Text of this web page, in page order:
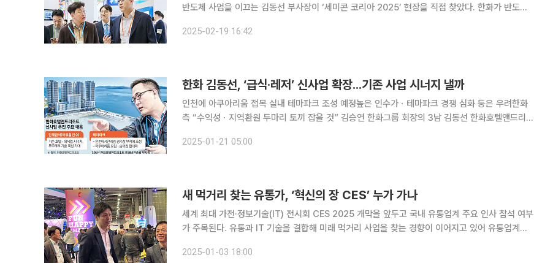
반도체 사업을 이끄는 김동선 부사장이 ‘세미콘 코리아 2025’ 현장을 직접 찾았다. 한화가 반도체
승연 한화그룹 회장의 3남인 김동선 부사장은 19일 서울 강남
2025-02-19 16:42
한화 김동선, ‘급식·레저’ 신사업 확장...기존 사업 시너지 낼까
인천에 아쿠아리움 접목 실내 테마파크 조성 예정높은 인수가ㆍ테마파크 경쟁 심화 등은 우려한화
측 “수익성ㆍ지역환원 두마리 토끼 잡을 것” 김승연 한화그룹 회장의 3남 김동선 한화호텔앤드리조
브랜드 ‘파이브가이즈’의 국내 도입 등 식품에 치중했던 포트폴리오를 푸
2025-01-21 05:00
새 먹거리 찾는 유통가, ‘혁신의 장 CES’ 누가 가나
세계 최대 가전·정보기술(IT) 전시회 CES 2025 개막을 앞두고 국내 유통업계 주요 인사 참석 여부
가 주목된다. 유통과 IT 기술을 결합해 미래 먹거리 사업을 찾는 경향이 이어지고 있어 유통업계도
라스베이거스에서 올해 CES가 열린다. 유통업계에서
2025-01-03 18:00